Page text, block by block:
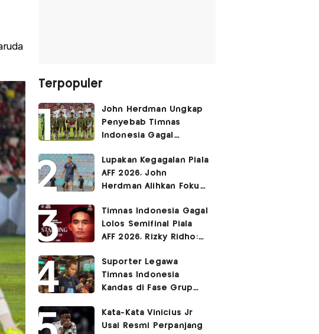
Terpopuler
John Herdman Ungkap
Penyebab Timnas
Indonesia Gagal
Piala AFF 2026
Lupakan Kegagalan Piala
AFF 2026, John
Herdman Alihkan Fokus
FIFA ASEAN Cup
Timnas Indonesia Gagal
Lolos Semifinal Piala
AFF 2026, Rizky Ridho:
Suporter Legawa
Timnas Indonesia
Kandas di Fase Grup
FIFA ASEAN Cup!
Kata-Kata Vinicius Jr
Usai Resmi Perpanjang